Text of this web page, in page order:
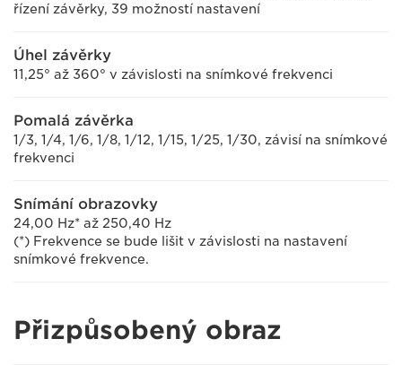
řízení závěrky, 39 možností nastavení
Úhel závěrky
11,25° až 360° v závislosti na snímkové frekvenci
Pomalá závěrka
1/3, 1/4, 1/6, 1/8, 1/12, 1/15, 1/25, 1/30, závisí na snímkové
frekvenci
Snímání obrazovky
24,00 Hz* až 250,40 Hz
(*) Frekvence se bude lišit v závislosti na nastavení
snímkové frekvence.
Přizpůsobený obraz